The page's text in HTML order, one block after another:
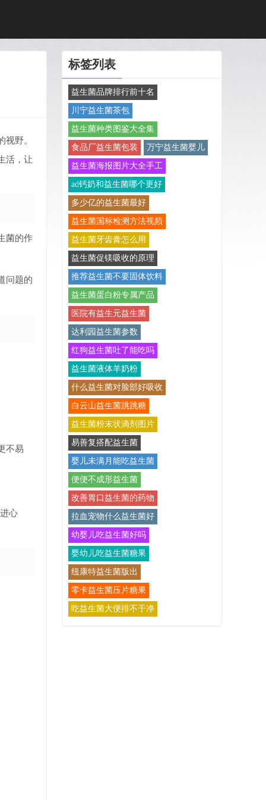
野。
活，让
菌的作
问题的
不易
心
标签列表
益生菌品牌排行前十名
川宁益生菌茶包
益生菌种类图鉴大全集
食品厂益生菌包装 万宁益生菌婴儿
益生菌海报图片大全手工
ad钙奶和益生菌哪个更好
多少亿的益生菌最好
益生菌国标检测方法视频
益生菌牙齿膏怎么用
益生菌促镁吸收的原理
推荐益生菌不要固体饮料
益生菌蛋白粉专属产品
医院有益生元益生菌
达利园益生菌参数
红狗益生菌吐了能吃吗
益生菌液体羊奶粉
什么益生菌对脸部好吸收
白云山益生菌跳跳糖
益生菌粉末状滴剂图片
易善复搭配益生菌
婴儿未满月能吃益生菌
便便不成形益生菌
改善胃口益生菌的药物
拉血宠物什么益生菌好
幼婴儿吃益生菌好吗
婴幼儿吃益生菌糖果
纽康特益生菌版出
零卡益生菌压片糖果
吃益生菌大便排不干净